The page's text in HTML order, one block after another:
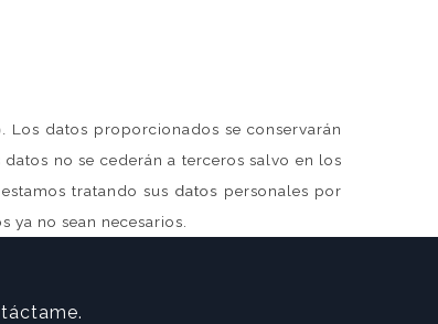
datos proporcionados se conservarán
no se cederán a terceros salvo en los
tratando sus datos personales por
no sean necesarios.